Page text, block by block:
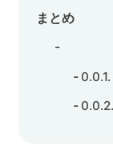
まとめ